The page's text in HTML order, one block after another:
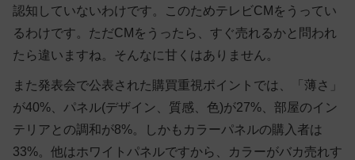
認知していないわけです。このためテレビCMをうってい
るわけです。ただCMをうったら、すぐ売れるかと問われ
たら違いますね。そんなに甘くはありません。
また発表会で公表された購買重視ポイントでは、「薄さ」
が40%、パネル(デザイン、質感、色)が27%、部屋のイン
テリアとの調和が8%。しかもカラーパネルの購入者は
33%。他はホワイトパネルですから、カラーがバカ売れす